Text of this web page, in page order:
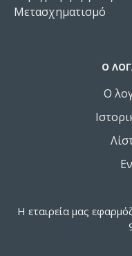
Μετασχηματισμό
Ο
Ο
Η εταιρεία μας